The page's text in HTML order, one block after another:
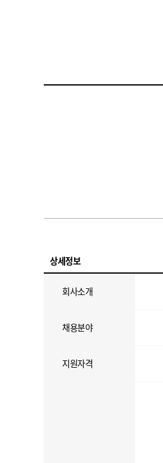
상세정보
회사소개
채용분야
지원자격